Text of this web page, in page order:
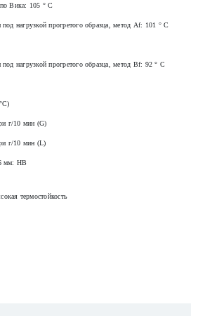
по Вика: 105 ° С
под нагрузкой прогретого образца, метод Af: 101 ° С
под нагрузкой прогретого образца, метод Вf: 92 ° С
г/10 мин (G)
г/10 мин (L)
мм: HB
термостойкость